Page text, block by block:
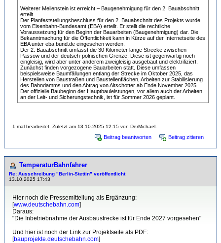
Weiterer Meilenstein ist erreicht – Baugenehmigung für den 2. Bauabschnitt
erteilt
Der Planfeststellungsbeschluss für den 2. Bauabschnitt des Projekts wurde
vom Eisenbahn-Bundesamt (EBA) erteilt. Er stellt die rechtliche
Voraussetzung für den Beginn der Bauarbeiten (Baugenehmigung) dar. Die
Bekanntmachung für die Öffentlichkeit kann in Kürze auf der Internetseite des
EBA unter eba.bund.de eingesehen werden.
Der 2. Bauabschnitt umfasst die 30 Kilometer lange Strecke zwischen
Passow und der deutsch-polnischen Grenze. Diese ist gegenwärtig noch
eingleisig, wird aber unter anderem zweigleisig ausgebaut und elektrifiziert.
Zunächst finden vorgezogene Bauarbeiten statt. Diese umfassen
beispielsweise Baumfällungen entlang der Strecke im Oktober 2025, das
Herstellen von Baustraßen und Baustellenflächen, Arbeiten zur Stabilisierung
des Bahndamms und den Abtrag von Altschotter ab Ende November 2025.
Der offizielle Baubeginn der Hauptbauleistungen, vor allem auch der Arbeiten
an der Leit- und Sicherungstechnik, ist für Sommer 2026 geplant.
1 mal bearbeitet. Zuletzt am 13.10.2025 12:15 von DerMichael.
Beitrag beantworten Beitrag zitieren
TemperaturBahnfahrer
Re: Ausschreibung "Berlin-Stettin" veröffentlicht
13.10.2025 17:43
Hier noch die Pressemitteilung als Ergänzung:
[www.deutschebahn.com]
Daraus:
"Die Inbetriebnahme der Ausbaustrecke ist für Ende 2027 vorgesehen"
Und hier ist noch der Link zur Projektseite als PDF:
[bauprojekte.deutschebahn.com]